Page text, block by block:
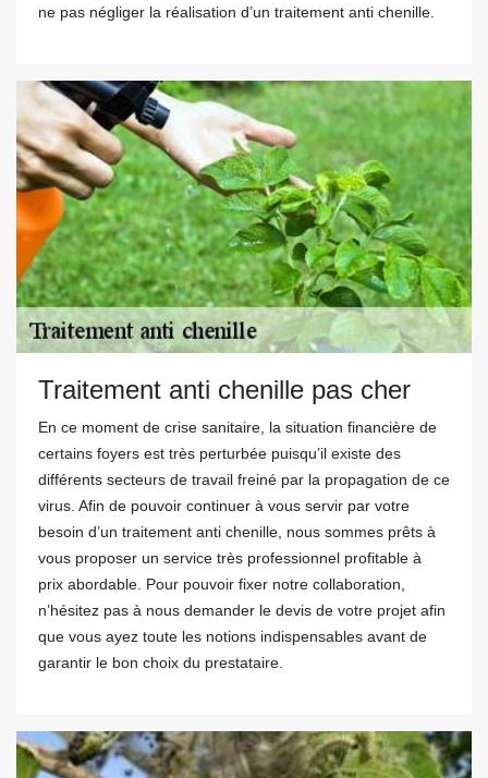
ne pas négliger la réalisation d’un traitement anti chenille.
Traitement anti chenille pas cher
En ce moment de crise sanitaire, la situation financière de
certains foyers est très perturbée puisqu’il existe des
différents secteurs de travail freiné par la propagation de ce
virus. Afin de pouvoir continuer à vous servir par votre
besoin d’un traitement anti chenille, nous sommes prêts à
vous proposer un service très professionnel profitable à
prix abordable. Pour pouvoir fixer notre collaboration,
n’hésitez pas à nous demander le devis de votre projet afin
que vous ayez toute les notions indispensables avant de
garantir le bon choix du prestataire.